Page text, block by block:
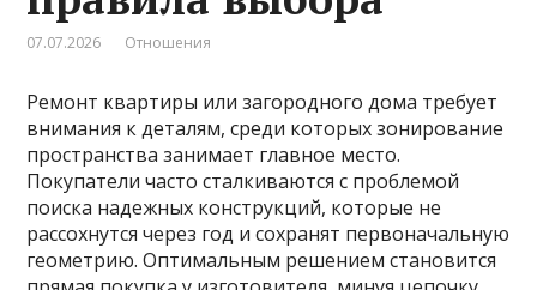
07.07.2026 Отношения
Ремонт квартиры или загородного дома требует
внимания к деталям, среди которых зонирование
пространства занимает главное место.
Покупатели часто сталкиваются с проблемой
поиска надежных конструкций, которые не
рассохнутся через год и сохранят первоначальную
геометрию. Оптимальным решением становится